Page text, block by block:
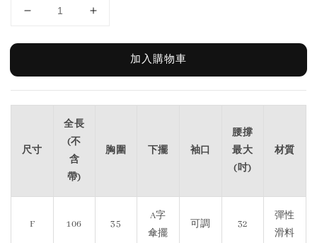
加入購物車
尺寸
全長
(不
含
帶)
胸圍 下擺 袖口
腰撐
最大
(吋)
材質
F 106 35
A字
傘擺
可調 32
彈性
滑料